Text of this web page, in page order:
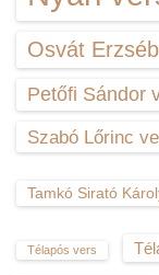
Osvát
Petőfi Sándor
Szabó Lőrinc
Tamkó Sirató
Télapós vers